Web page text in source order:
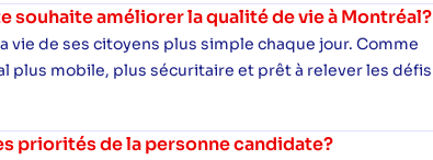
souhaite améliorer la qualité de vie à Montréal?
de ses citoyens plus simple chaque jour. Comme
plus mobile, plus sécuritaire et prêt à relever les défis
priorités de la personne candidate?